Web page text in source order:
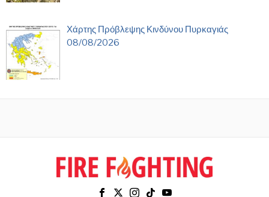
Χάρτης Πρόβλεψης Κινδύνου Πυρκαγιάς
08/08/2026